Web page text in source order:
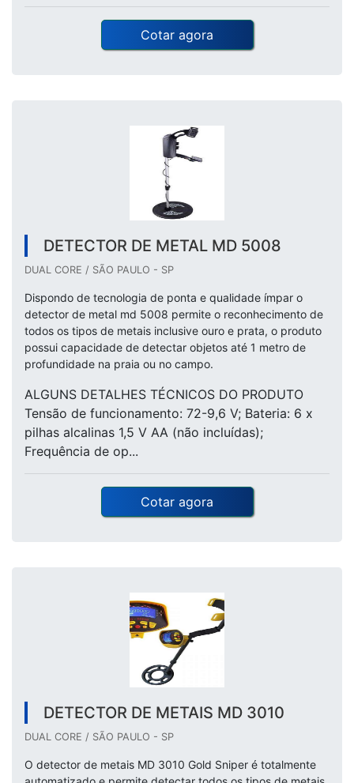
Cotar agora
DETECTOR DE METAL MD 5008
DUAL CORE / SÃO PAULO - SP
Dispondo de tecnologia de ponta e qualidade ímpar o
detector de metal md 5008 permite o reconhecimento de
todos os tipos de metais inclusive ouro e prata, o produto
possui capacidade de detectar objetos até 1 metro de
profundidade na praia ou no campo.
ALGUNS DETALHES TÉCNICOS DO PRODUTO
Tensão de funcionamento: 72-9,6 V; Bateria: 6 x
pilhas alcalinas 1,5 V AA (não incluídas);
Frequência de op...
Cotar agora
DETECTOR DE METAIS MD 3010
DUAL CORE / SÃO PAULO - SP
O detector de metais MD 3010 Gold Sniper é totalmente